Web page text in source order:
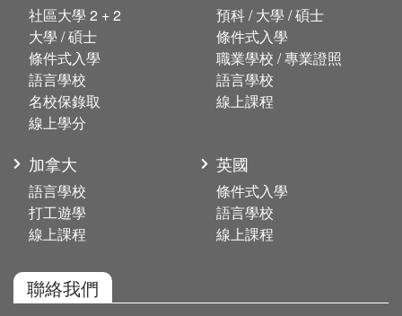
社區大學 2 + 2
大學 / 碩士
條件式入學
語言學校
名校保錄取
線上學分
預科 / 大學 / 碩士
條件式入學
職業學校 / 專業證照
語言學校
線上課程
加拿大
語言學校
打工遊學
線上課程
英國
條件式入學
語言學校
線上課程
聯絡我們